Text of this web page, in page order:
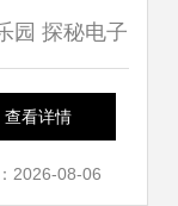
园 探秘电子
家的修机达
人世界
查看详情
2026-08-06